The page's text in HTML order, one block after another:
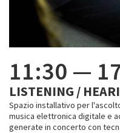
11:30 —
LISTENING /
Spazio installativo per
musica elettronica digitale e
generate in concerto con